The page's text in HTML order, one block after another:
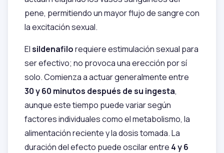
pene, permitiendo un mayor flujo de sangre con
la excitación sexual.
Elsildenafilorequiere estimulación sexual para
ser efectivo; no provoca una erección por sí
solo. Comienza a actuar generalmente entre
30 y 60 minutos después de su ingesta,
aunque este tiempo puede variar según
factores individuales como el metabolismo, la
alimentación reciente y la dosis tomada. La
duración del efecto puede oscilar entre 4 y 6